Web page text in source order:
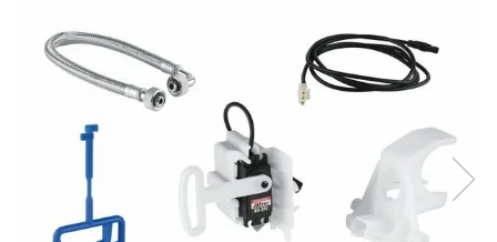
Coloane de dus
Sisteme de dus incastrate
Brate si palarii dus